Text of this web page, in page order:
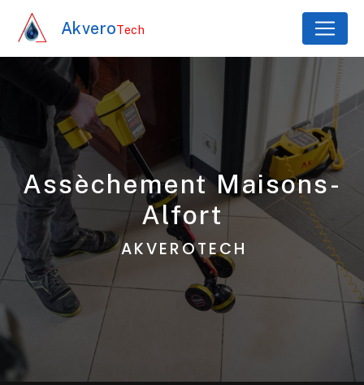
AkveroTech
assèchement Maisons-
Alfort
AKVEROTECH
Panneau de gestion des cookies